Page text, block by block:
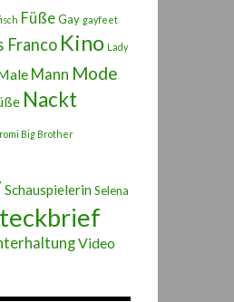
FüßeGay gayfeet
Franco Kino Lady
Mann Mode
Nackt
Big Brother
Schauspielerin Selena
Video